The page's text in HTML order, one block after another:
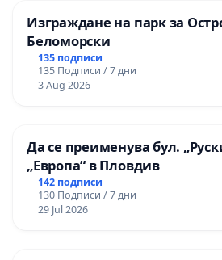
Изграждане на парк за
Беломорски
135 подписи
135 Подписи / 7 дни
3 Aug 2026
Да се преименува бул.
„Европа“ в Пловдив
142 подписи
130 Подписи / 7 дни
29 Jul 2026